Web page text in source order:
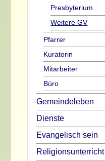
Presbyterium
Weitere GV
Pfarrer
Kuratorin
Mitarbeiter
Büro
Gemeindeleben
Dienste
Evangelisch sein
Religionsunterricht